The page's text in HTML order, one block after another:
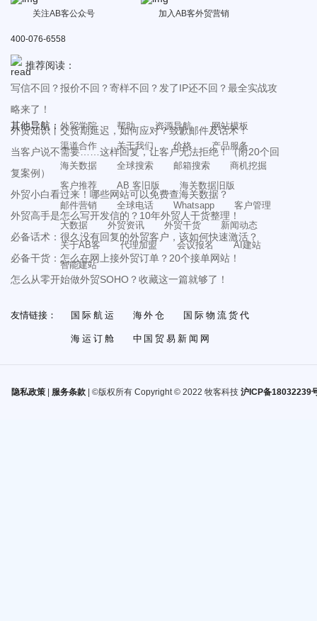
关注AB客公众号 加入AB客外贸营销
400-076-6558
推荐阅读：
写信不回？报价不回？寄样不回？发了IP还不回？最全实战攻
略来了！
外贸知识丨交货期延迟，如何应对？致歉邮件及话术！
当客户说不需要……这样回复，让客户无法拒绝！（附20个回
复案例）
外贸小白看过来！哪些网站可以免费查海关数据？
外贸高手是怎么写开发信的？10年外贸人干货整理！
必备话术：很久没有回复的外贸客户，该如何快速激活？
必备干货：怎么在网上接外贸订单？20个接单网站！
怎么从零开始做外贸SOHO？收藏这一篇就够了！
其他导航： 外贸学院 帮助 资源导航
网站模板
渠道合作
关于我们 价格
产品服务
海关数据
全球搜索 邮箱搜索
商机挖掘
客户推荐
AB 客旧版
海关数据旧版
邮件营销
全球电话 Whatsapp
客户管理
大数据
外贸资讯 外贸干货
新闻动态
关于AB客
代理加盟 会议报名
AI建站
智能建站
友情链接： 国际航运 海外仓 国际物流货代
海运订舱 中国贸易新闻网
隐私政策| 服务条款| ©版权所有 Copyright © 2022 牧客科技 沪ICP备18032239